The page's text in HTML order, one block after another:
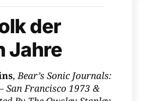
der
Jahre
,Bear’s Sonic Journals:
San Francisco 1973 &